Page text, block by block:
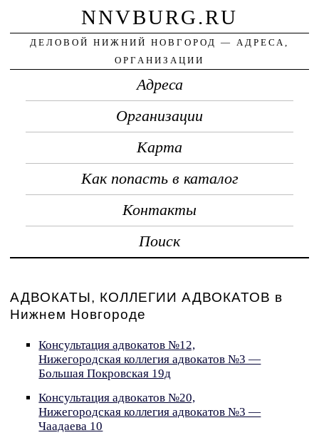
NNVBURG.RU
ДЕЛОВОЙ НИЖНИЙ НОВГОРОД — АДРЕСА,
ОРГАНИЗАЦИИ
Адреса
Организации
Карта
Как попасть в каталог
Контакты
Поиск
АДВОКАТЫ, КОЛЛЕГИИ АДВОКАТОВ в
Нижнем Новгороде
Консультация адвокатов №12,
Нижегородская коллегия адвокатов №3 —
Большая Покровская 19д
Консультация адвокатов №20,
Нижегородская коллегия адвокатов №3 —
Чаадаева 10